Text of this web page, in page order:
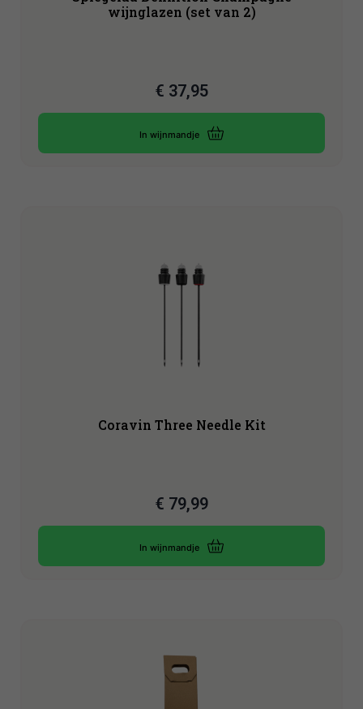
wijnglazen (set van 2)
€ 37,95
In wijnmandje
Coravin Three Needle Kit
€ 79,99
In wijnmandje